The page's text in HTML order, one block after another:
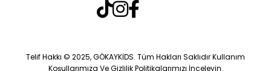
Telif Hakkı © 2025, GÖKAYKİDS. Tüm Hakları Saklıdır Kullanım
Koşullarımıza Ve Gizlilik Politikalarımızı İnceleyin.